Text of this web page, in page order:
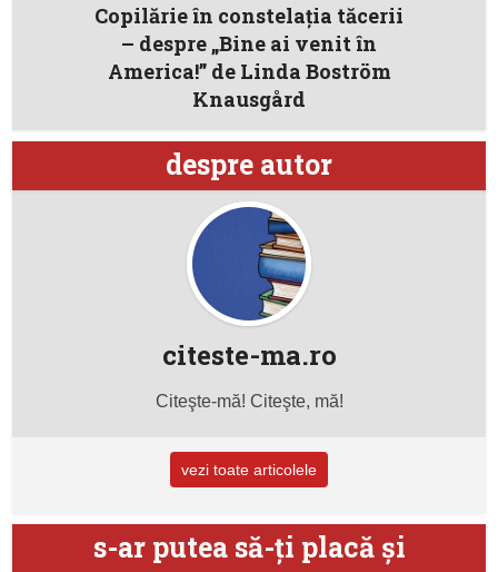
Copilărie în constelaţia tăcerii
– despre „Bine ai venit în
America!” de Linda Boström
Knausgård
despre autor
citeste-ma.ro
Citeşte-mă! Citeşte, mă!
vezi toate articolele
s-ar putea să-ţi placă şi